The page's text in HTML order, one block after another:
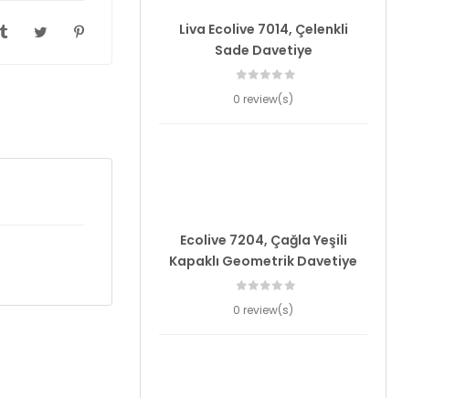
Liva Ecolive 7014, Çelenkli
Sade Davetiye
0 review(s)
Ecolive 7204, Çağla Yeşili
Kapaklı Geometrik Davetiye
0 review(s)